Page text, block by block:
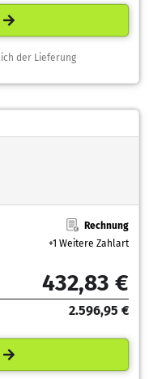
der Lieferung
Rechnung
+1 Weitere Zahlart
432,83 €
2.596,95 €